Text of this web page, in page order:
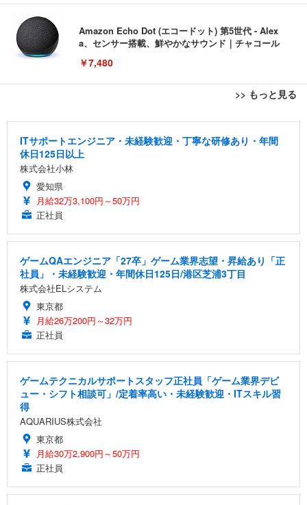
Amazon Echo Dot (エコードット) 第5世代 - Alex
a、センサー搭載、鮮やかなサウンド｜チャコール
￥7,480
>> もっと見る
[EdoErgo] オフィスチェア 椅子 テレワーク 疲れな
い 跳ね上げ式アームレスト コンパクト 約105度ロッ
キング pc 事務椅子 360度回転 座面昇降 強化ナイロ
ン樹脂ベース 通気性メッシュ 在宅ワーク H-WY01
SIHOO B100 オフィスチェア／デスクチェア メッシ
￥27,999
Sezlife オフィスチェア デスクチェア 疲れない テレ
ワーク チェア 強化バックレスト 30度ロッキング機
レスト 3Dヘッドレスト ハンガー付き 高反発クッシ
￥7,680
Sezlife オフィスチェア デスクチェア 疲れない テレ
ワーク チェア 強化バックレスト 30度ロッキング機
能 人間工学 椅子 腰サポート 90度跳ね上げ式アーム
レスト 3Dヘッドレスト ハンガー付き 高反発クッシ
務用 おしゃれ パソコンチェア (ホワイト)
ッシュ 通気性 ランバーサポート付き 腰サポート ガ
勤務 ブラック
￥4,139
EIZO ビジネス向けプレミアムモニター | FlexScan
EV3240X-WT | 31.5型4K UHD・USB Type-C・ホワ
イト
EIZO ビジネス向けプレミアムモニター | FlexScan
￥109,572
【純正品】27"ゲーミングモニター DualSense 充電
￥49,979
【整備済み品】Dell E2724HS 27インチ 液晶モニタ
ー フルHD（1920×1080）VA 非光沢 HDMI/DisplayP
ort/VGA スピーカー内蔵 高さ調整 スイベル VESA対
応 ComfortView ビジネス向け
HOOTER Gaming Monitor 24” Essential ゲーミン
￥34,980
回使い捨て 無香料 ホワイト 300枚
￥3,373
Amazonベーシック ペットシーツ 厚型 ワイド 42枚
￥3,234
ネオ・ルーライフ ネオ・オムツ L 中型犬用 26枚入
￥1,800
Smart Basic(スマートベーシック) 【Amazon.co.jp
限定】 Smart Basic アイリスオーヤマ ペットシーツ
超厚型 お徳用 ワイド 100枚入 (x 1) (ケース販売)
アイリスオーヤマ ペットシーツ 超厚型 お徳用 レギ
ュラー 200枚入【Amazon.co.jp限定】
ITサポートエンジニア・未経験歓迎・丁寧な研修あり・年間
休日125日以上
株式会社小林
愛知県
月給32万3,100円～50万円
正社員
ゲームQAエンジニア「27卒」ゲーム業界志望・昇給あり「正
社員」・未経験歓迎・年間休日125日/港区芝浦3丁目
株式会社ELシステム
東京都
月給26万200円～32万円
正社員
ゲームテクニカルサポートスタッフ正社員「ゲーム業界デビ
ュー・シフト相談可」/定着率高い・未経験歓迎・ITスキル習
得
AQUARIUS株式会社
東京都
月給30万2,900円～50万円
正社員